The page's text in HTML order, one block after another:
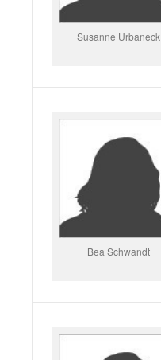
Susanne Urbaneck
Bea Schwandt